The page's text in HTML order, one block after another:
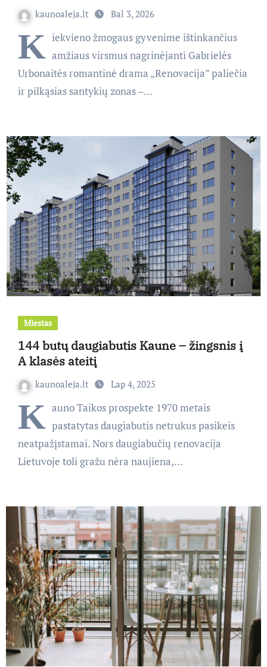
kaunoaleja.lt Bal 3, 2026
K iekvieno žmogaus gyvenime ištinkančius
amžiaus virsmus nagrinėjanti Gabrielės
Urbonaitės romantinė drama „Renovacija” paliečia
ir pilkąsias santykių zonas –…
Miestas
144 butų daugiabutis Kaune – žingsnis į
A klasės ateitį
kaunoaleja.lt Lap 4, 2025
K auno Taikos prospekte 1970 metais
pastatytas daugiabutis netrukus pasikeis
neatpažįstamai. Nors daugiabučių renovacija
Lietuvoje toli gražu nėra naujiena,…